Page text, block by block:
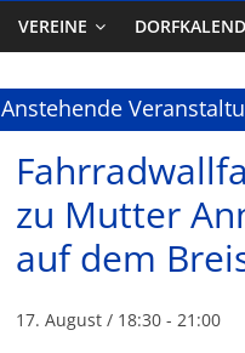
VEREINE
Anstehende
zu Mutter
auf dem
17. August / 18:30 - 21:00